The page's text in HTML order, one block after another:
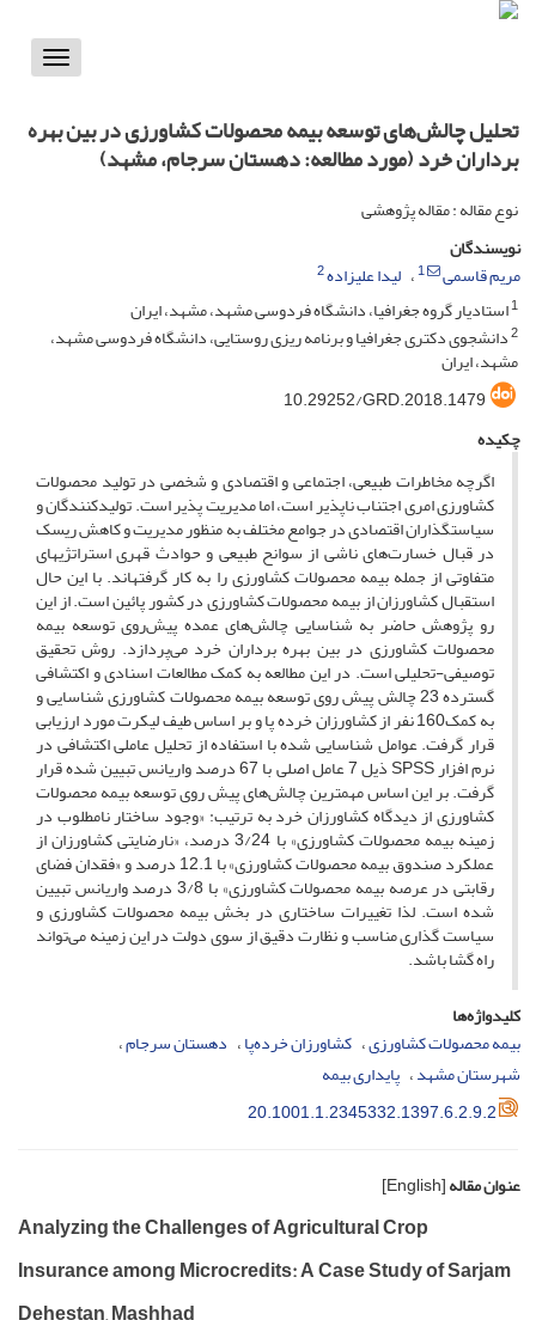
Toggle
تحلیل چالش‌های توسعه بیمه محصولات کشاورزی در بین بهره
برداران خرد (مورد مطالعه: دهستان سرجام، مشهد)
نوع مقاله : مقاله پژوهشی
نویسندگان
مریم قاسمی
1 لیدا علیزاده2
1استادیار گروه جغرافیا، دانشگاه فردوسی مشهد، مشهد، ایران
2دانشجوی دکتری جغرافیا و برنامه ریزی روستایی، دانشگاه فردوسی مشهد،
مشهد، ایران
10.29252/GRD.2018.1479
چکیده
اگرچه مخاطرات طبیعی، اجتماعی و اقتصادی و شخصی در تولید محصولات
کشاورزی امری اجتناب ناپذیر است، اما مدیریت پذیر است. تولیدکنندگان و
سیاستگذاران اقتصادی در جوامع مختلف به منظور مدیریت و کاهش ریسک
در قبال خسارت‌های ناشی از سوانح طبیعی و حوادث قهری استراتژی­های
متفاوتی از جمله بیمه محصولات کشاورزی را به کار گرفته­اند. با این حال
استقبال کشاورزان از بیمه محصولات کشاورزی در کشور پائین است. از این
رو پژوهش حاضر به شناسایی چالش‌های عمده پیش‌روی توسعه بیمه
محصولات کشاورزی در بین بهره برداران خرد می‌پردازد. روش تحقیق
توصیفی-تحلیلی است. در این مطالعه به کمک مطالعات اسنادی و اکتشافی
گسترده 23 چالش پیش روی توسعه بیمه محصولات کشاورزی شناسایی و
به کمک160 نفر از کشاورزان خرده پا و بر اساس طیف لیکرت مورد ارزیابی
قرار گرفت. عوامل شناسایی شده با استفاده از تحلیل عاملی اکتشافی در
نرم افزار SPSS ذیل 7 عامل اصلی با 67 درصد واریانس تبیین شده قرار
گرفت. بر این اساس مهمترین چالش‌های پیش روی توسعه بیمه محصولات
کشاورزی از دیدگاه کشاورزان خرد به ترتیب: «وجود ساختار نامطلوب در
زمینه بیمه محصولات کشاورزی» با 3/24 درصد، «نارضایتی کشاورزان از
عملکرد صندوق بیمه محصولات کشاورزی» با 12.1 درصد و «فقدان فضای
رقابتی در عرصه بیمه محصولات کشاورزی» با 3/8 درصد واریانس تبیین
شده است. لذا تغییرات ساختاری در بخش بیمه محصولات کشاورزی و
سیاست گذاری مناسب و نظارت دقیق از سوی دولت در این زمینه می‌تواند
راه گشا باشد.
کلیدواژه‌ها
بیمه محصولات کشاورزی کشاورزان خرده‌پا دهستان سرجام
شهرستان مشهد پایداری بیمه
20.1001.1.2345332.1397.6.2.9.2
عنوان مقاله[English]
Analyzing the Challenges of Agricultural Crop
Insurance among Microcredits: A Case Study of Sarjam